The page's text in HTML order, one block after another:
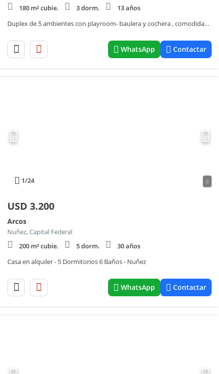
180 m² cubie.
3 dorm.
13 años
Duplex de 5 ambientes con playroom- baulera y cochera , comodidad y estilo en un solo lugar
WhatsApp Contactar
1/24 0
USD 3.200
Arcos
Nuñez, Capital Federal
200 m² cubie.
5 dorm.
30 años
Casa en alquiler - 5 Dormitorios 6 Baños - Nuñez
WhatsApp Contactar